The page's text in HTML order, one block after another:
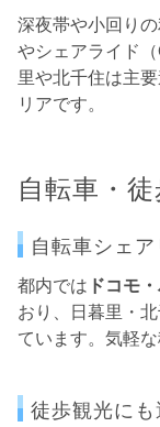
深夜帯や小回り
やシェアライド
里や北千住は主
リアです。
自転車・
自転車シェ
都内では ドコモ
おり、日暮里・
ています。気軽
徒歩観光に